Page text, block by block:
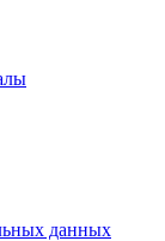
данных